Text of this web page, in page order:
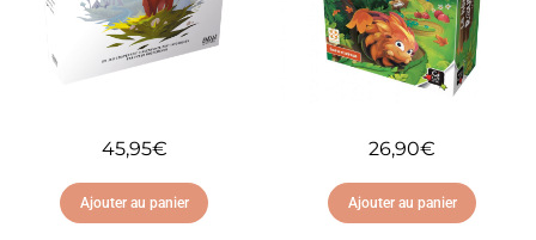
45,95€
Ajouter au panier
26,90€
Ajouter au panier